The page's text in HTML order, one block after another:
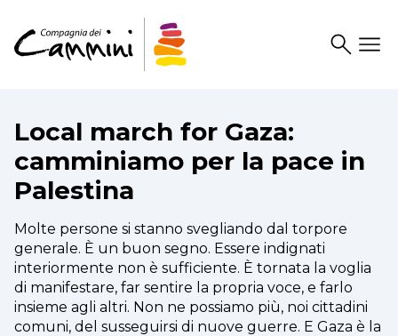
SearchDrawer
Local march for Gaza:
camminiamo per la pace in
Palestina
Molte persone si stanno svegliando dal torpore
generale. È un buon segno. Essere indignati
interiormente non è sufficiente. È tornata la voglia
di manifestare, far sentire la propria voce, e farlo
insieme agli altri. Non ne possiamo più, noi cittadini
comuni, del susseguirsi di nuove guerre. E Gaza è la